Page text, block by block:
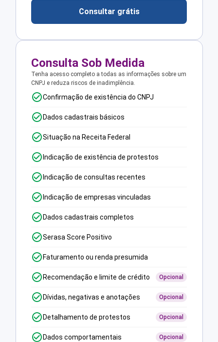
Consultar grátis
Consulta Sob Medida
Tenha acesso completo a todas as informações sobre um
CNPJ e reduza riscos de inadimplência.
Confirmação de existência do CNPJ
Dados cadastrais básicos
Situação na Receita Federal
Indicação de existência de protestos
Indicação de consultas recentes
Indicação de empresas vinculadas
Dados cadastrais completos
Serasa Score Positivo
Faturamento ou renda presumida
Recomendação e limite de crédito Opcional
Dívidas, negativas e anotações Opcional
Detalhamento de protestos Opcional
Dados comportamentais Opcional